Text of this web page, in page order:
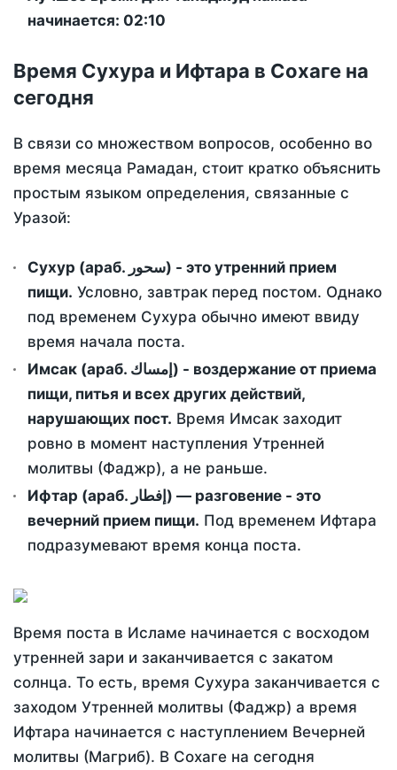
начинается: 02:10
Время Сухура и Ифтара в Сохаге на
сегодня
В связи со множеством вопросов, особенно во
время месяца Рамадан, стоит кратко объяснить
простым языком определения, связанные с
Уразой:
Сухур (араб. سحور) - это утренний прием
пищи. Условно, завтрак перед постом. Однако
под временем Сухура обычно имеют ввиду
время начала поста.
Имсак (араб. إمساك) - воздержание от приема
пищи, питья и всех других действий,
нарушающих пост. Время Имсак заходит
ровно в момент наступления Утренней
молитвы (Фаджр), а не раньше.
Ифтар (араб. إفطار) — разговение - это
вечерний прием пищи. Под временем Ифтара
подразумевают время конца поста.
Время поста в Исламе начинается с восходом
утренней зари и заканчивается с закатом
солнца. То есть, время Сухура заканчивается с
заходом Утренней молитвы (Фаджр) а время
Ифтара начинается с наступлением Вечерней
молитвы (Магриб). В Сохаге на сегодня